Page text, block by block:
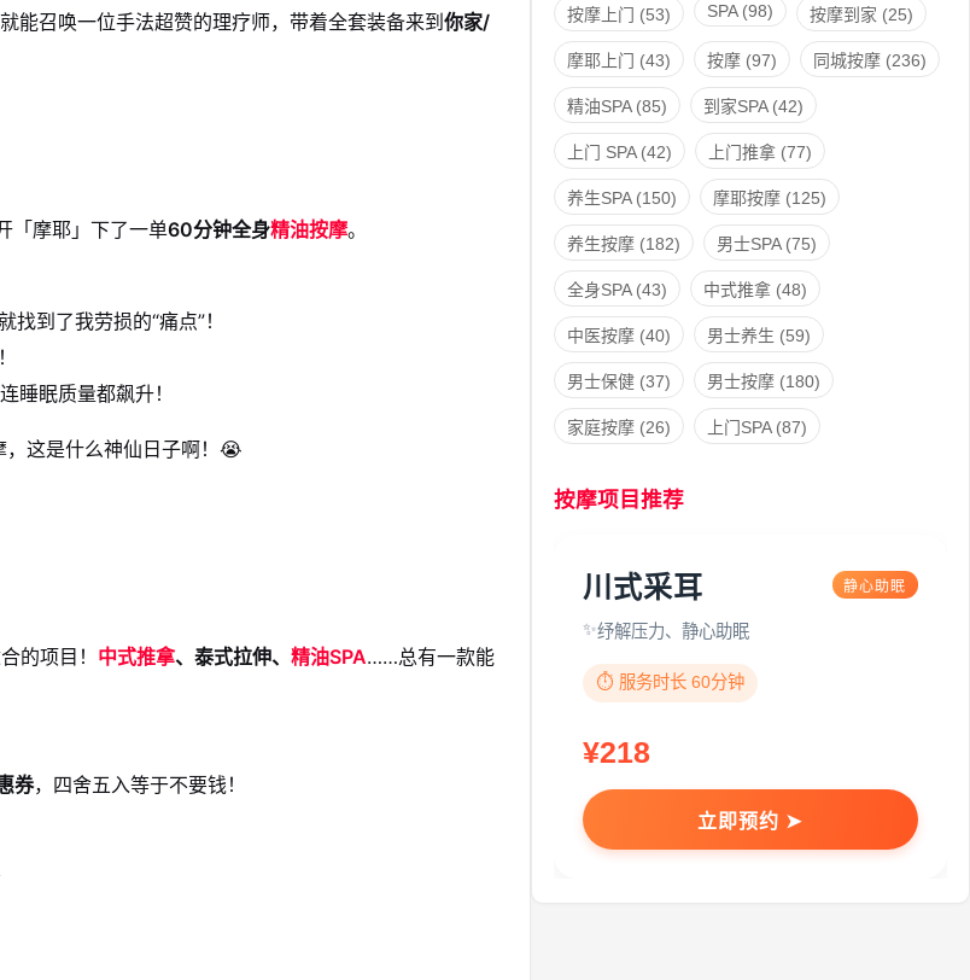
能召唤一位手法超赞的理疗师，带着全套装备来到 你家/
「摩耶」下了一单60分钟全身精油按摩。
到了我劳损的“痛点”！
睡眠质量都飙升！
这是什么神仙日子啊！😭
的项目！ 中式推拿、泰式拉伸、 精油SPA……总有一款能
券，四舍五入等于不要钱！
按摩上门 (53) SPA(98) 按摩到家 (25)
摩耶上门 (43) 按摩(97) 同城按摩(236)
精油SPA(85) 到家SPA(42)
上门 SPA(42) 上门推拿(77)
养生SPA(150) 摩耶按摩(125)
养生按摩(182) 男士SPA(75)
全身SPA(43) 中式推拿(48)
中医按摩(40) 男士养生 (59)
男士保健(37) 男士按摩(180)
家庭按摩(26) 上门SPA(87)
按摩项目推荐
川式采耳 静心助眠
纾解压力、静心助眠
⏱️ 服务时长 60分钟
¥218
立即预约 ➤